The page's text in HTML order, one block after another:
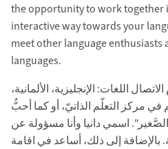
the opportunity to work together
interactive way towards your
meet other language
languages.
اللغات: الإنجليزية، الألمانية،
في مركز التعلّم الذاتيّ، أو كما أحبُّ
اسمي دانيا وأنا مسؤولة عن
بالإضافة إلى ذلك، أساعد في اقامة